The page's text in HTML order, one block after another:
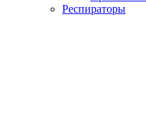
Респираторы